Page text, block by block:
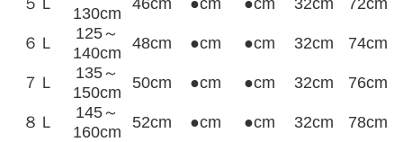
130cm
６Ｌ
125～
140cm
48cm ●cm ●cm 32cm 74cm
７Ｌ
135～
150cm
50cm ●cm ●cm 32cm 76cm
８Ｌ
145～
160cm
52cm ●cm ●cm 32cm 78cm